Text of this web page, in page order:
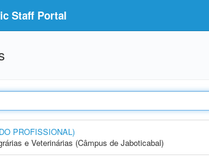
Staff Portal
PROFISSIONAL)
e Veterinárias (Câmpus de Jaboticabal)